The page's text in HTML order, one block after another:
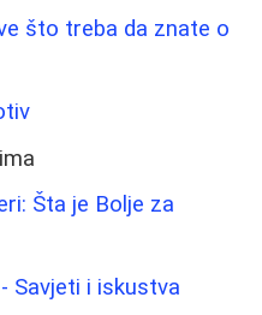
što treba da znate o
Šta je Bolje za
Savjeti i iskustva